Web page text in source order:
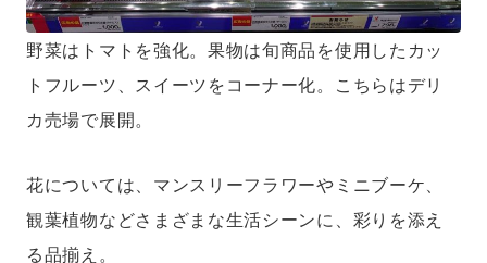
野菜はトマトを強化。果物は旬商品を使用したカッ
トフルーツ、スイーツをコーナー化。こちらはデリ
カ売場で展開。
花については、マンスリーフラワーやミニブーケ、
観葉植物などさまざまな生活シーンに、彩りを添え
る品揃え。